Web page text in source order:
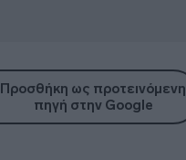
Προσθήκη ως προτεινόμενη
πηγή στην Google